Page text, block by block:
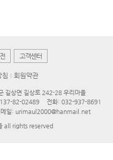
고객센터
침 회원약관
길상면 길상로 242-28 우리마을
137-82-02489
전화: 032-937-8691
메일: urimaul2000@hanmail.net
all rights reserved